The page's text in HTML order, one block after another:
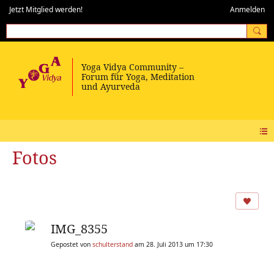
Jetzt Mitglied werden! Anmelden
Fotos
IMG_8355
Gepostet von schulterstand am 28. Juli 2013 um 17:30